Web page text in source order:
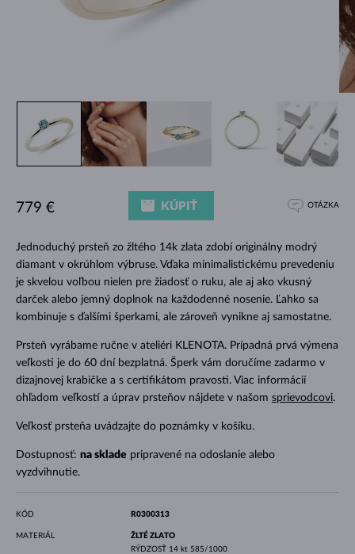
Jednoduchý prsteň zo žltého 14k zlata zdobí originálny modrý
diamant v okrúhlom výbruse. Vďaka minimalistickému prevedeniu
je skvelou voľbou nielen pre žiadosť o ruku, ale aj ako vkusný
darček alebo jemný doplnok na každodenné nosenie. Ľahko sa
kombinuje s ďalšími šperkami, ale zároveň vynikne aj samostatne.
Prsteň vyrábame ručne v ateliéri KLENOTA. Prípadná prvá výmena
veľkosti je do 60 dní bezplatná. Šperk vám doručíme zadarmo v
dizajnovej krabičke a s certifikátom pravosti. Viac informácií
ohľadom veľkostí a úprav prsteňov nájdete v našom sprievodcovi.
Veľkosť prsteňa uvádzajte do poznámky v košíku.
Dostupnosť: na sklade pripravené na odoslanie alebo
vyzdvihnutie.
779 € KÚPIŤ OTÁZKA
KÓD R0300313
MATERIÁL
ŽLTÉ ZLATO
RÝDZOSŤ 14 kt 585/1000